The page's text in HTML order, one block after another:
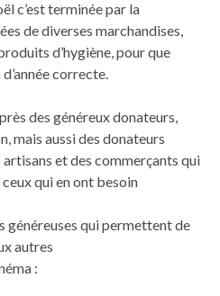
c’est terminée par la
de diverses marchandises,
d’hygiène, pour que
correcte.
des généreux donateurs,
mais aussi des donateurs
et des commerçants qui
qui en ont besoin
généreuses qui permettent de
autres
: